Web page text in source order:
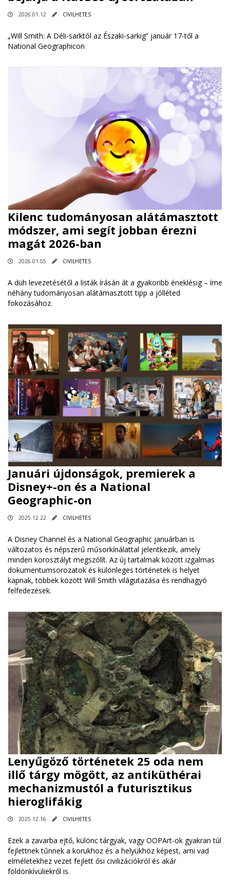
2026.01.12 CIVILHETES
„Will Smith: A Déli-sarktól az Északi-sarkig” január 17-től a
National Geographicon
Kilenc tudományosan alátámasztott
módszer, ami segít jobban érezni
magát 2026-ban
2026.01.05 CIVILHETES
A düh levezetésétől a listák írásán át a gyakoribb éneklésig – íme
néhány tudományosan alátámasztott tipp a jólléted
fokozásához.
Januári újdonságok, premierek a
Disney+-on és a National
Geographic-on
2025.12.22 CIVILHETES
A Disney Channel és a National Geographic januárban is
változatos és népszerű műsorkínálattal jelentkezik, amely
minden korosztályt megszólít. Az új tartalmak között izgalmas
dokumentumsorozatok és különleges történetek is helyet
kapnak, többek között Will Smith világutazása és rendhagyó
felfedezések.
Lenyűgöző történetek 25 oda nem
illő tárgy mögött, az antiküthérai
mechanizmustól a futurisztikus
hieroglifákig
2025.12.16 CIVILHETES
Ezek a zavarba ejtő, különc tárgyak, vagy OOPArt-ok gyakran túl
fejlettnek tűnnek a korukhoz és a helyükhöz képest, ami vad
elméletekhez vezet fejlett ősi civilizációkról és akár
földönkívüliekről is.